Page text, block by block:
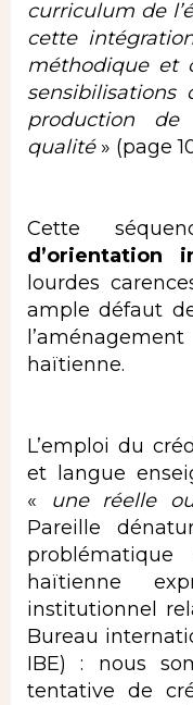
curriculum de
cette
méthodique et
production de
qualité » (page
Cette
d’orientation
lourdes
ample défaut
haïtienne.
L’emploi du
et langue
«
une réelle
Pareille
haïtienne
institutionnel
Bureau
IBE) : nous
tentative de